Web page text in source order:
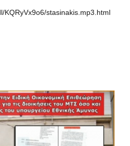
KQRyVx9o6/stasinakis.mp3.html